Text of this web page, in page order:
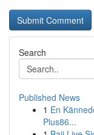
Search
Published News
1 En
Plus86...